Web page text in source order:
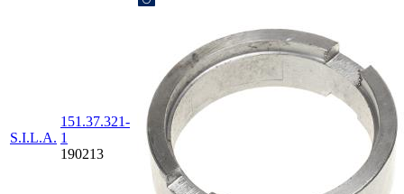
S.I.L.A.
151.37.321-
1
190213